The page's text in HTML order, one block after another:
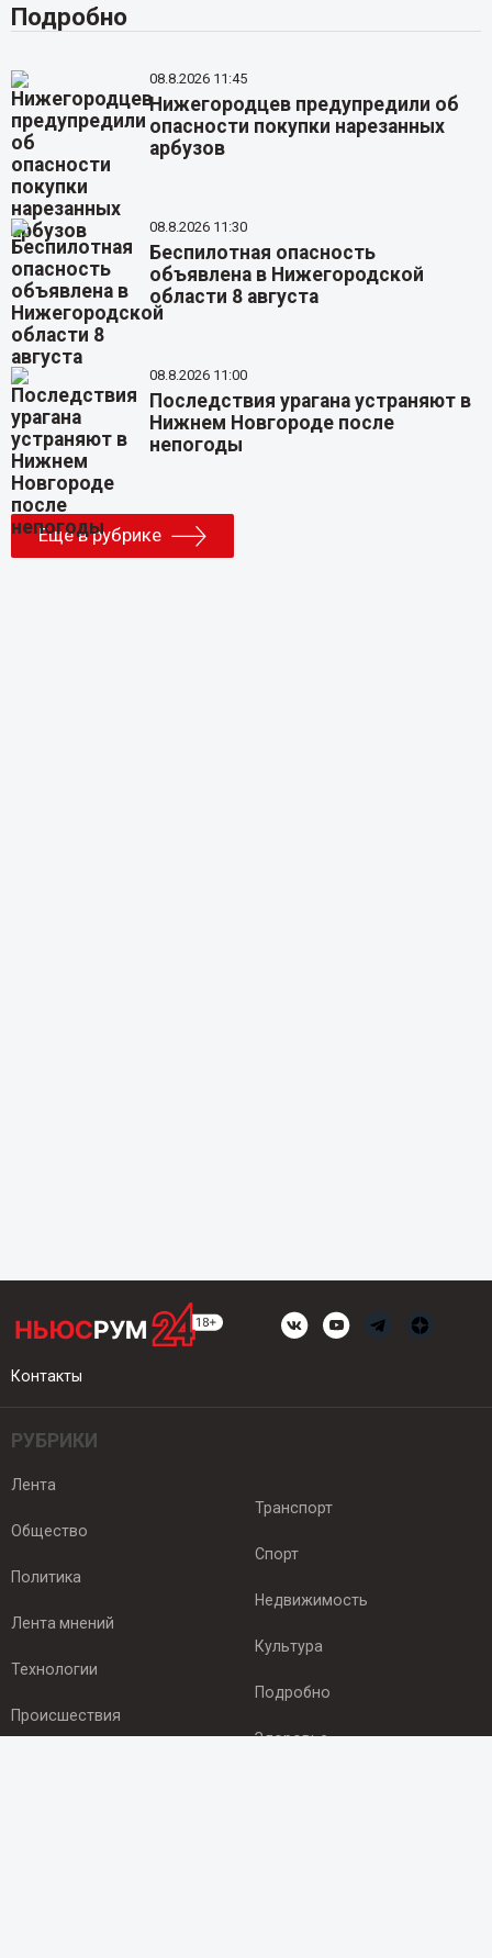
Подробно
08.8.2026 11:45
Нижегородцев предупредили об
опасности покупки нарезанных
арбузов
08.8.2026 11:30
Беспилотная опасность
объявлена в Нижегородской
области 8 августа
08.8.2026 11:00
Последствия урагана устраняют в
Нижнем Новгороде после
непогоды
Еще в рубрике
Контакты
РУБРИКИ
Лента
Общество
Политика
Лента мнений
Технологии
Происшествия
Транспорт
Спорт
Недвижимость
Культура
Подробно
Здоровье